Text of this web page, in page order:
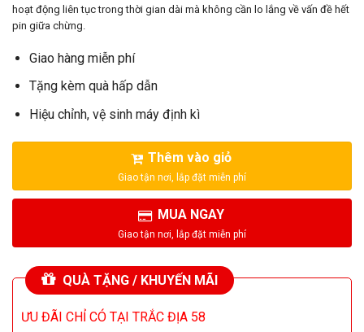
hoạt động liên tục trong thời gian dài mà không cần lo lắng về vấn đề hết
pin giữa chừng.
Giao hàng miễn phí
Tặng kèm quà hấp dẫn
Hiệu chỉnh, vệ sinh máy định kì
Thêm vào giỏ
MUA NGAY
QUÀ TẶNG / KHUYẾN MÃI
ƯU ĐÃI CHỈ CÓ TẠI TRẮC ĐỊA 58